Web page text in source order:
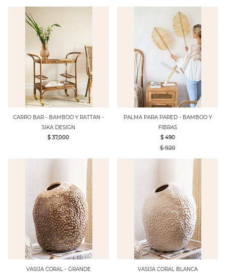
CARRO BAR - BAMBOO Y RATTAN -
SIKA DESIGN
$ 37,000
PALMA PARA PARED - BAMBOO Y
FIBRAS
$ 490
$ 920
VASIJA CORAL - GRANDE
VASIJA CORAL BLANCA